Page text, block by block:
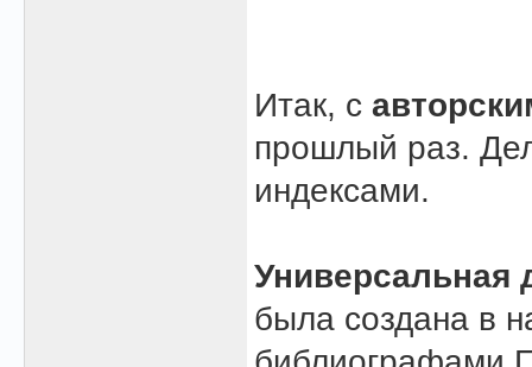
Итак, с
прошлый раз.
индексами.
Универсальная
была создана в